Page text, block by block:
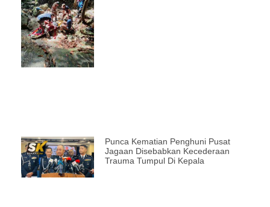
Punca Kematian Penghuni Pusat
Jagaan Disebabkan Kecederaan
Trauma Tumpul Di Kepala